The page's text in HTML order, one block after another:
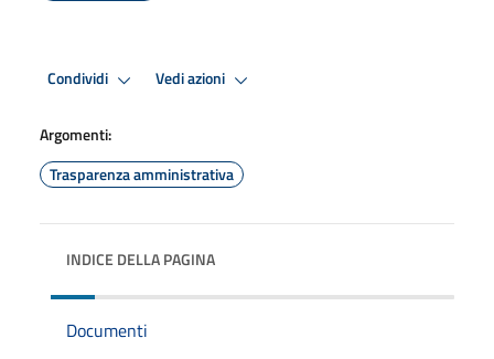
Condividi Vedi azioni
Argomenti:
Trasparenza amministrativa
INDICE DELLA PAGINA
Documenti